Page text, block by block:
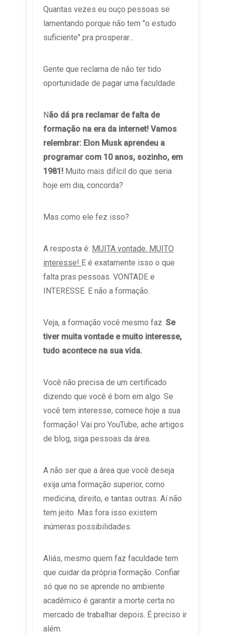
Quantas vezes eu ouço pessoas se
lamentando porque não tem "o estudo
suficiente" pra prosperar...
Gente que reclama de não ter tido
oportunidade de pagar uma faculdade.
Não dá pra reclamar de falta de
formação na era da internet! Vamos
relembrar: Elon Musk aprendeu a
programar com 10 anos, sozinho, em
1981! Muito mais difícil do que seria
hoje em dia, concorda?
Mas como ele fez isso?
A resposta é: MUITA vontade. MUITO
interesse! E é exatamente isso o que
falta pras pessoas. VONTADE e
INTERESSE. E não a formação.
Veja, a formação você mesmo faz. Se
tiver muita vontade e muito interesse,
tudo acontece na sua vida.
Você não precisa de um certificado
dizendo que você é bom em algo. Se
você tem interesse, comece hoje a sua
formação! Vai pro YouTube, ache artigos
de blog, siga pessoas da área.
A não ser que a área que você deseja
exija uma formação superior, como
medicina, direito, e tantas outras. Aí não
tem jeito. Mas fora isso existem
inúmeras possibilidades.
Aliás, mesmo quem faz faculdade tem
que cuidar da própria formação. Confiar
só que no se aprende no ambiente
acadêmico é garantir a morte certa no
mercado de trabalhar depois. É preciso ir
além.